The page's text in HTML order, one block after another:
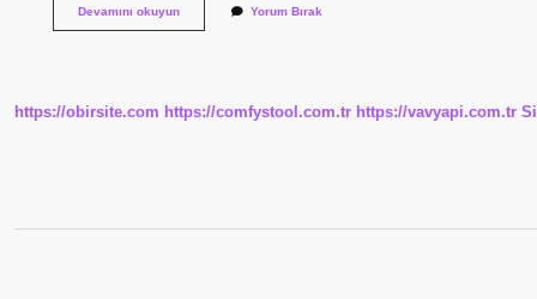
Devamını okuyunIyi
Alır
Yorum Bırak
https://obirsite.com https://comfystool.com.tr https://vavyapi.com.tr